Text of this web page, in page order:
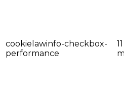
cookielawinfo-checkbox-
performance
11